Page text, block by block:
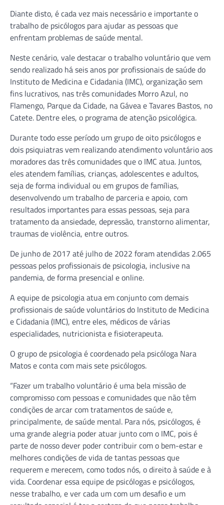
Diante disto, é cada vez mais necessário e importante o
trabalho de psicólogos para ajudar as pessoas que
enfrentam problemas de saúde mental.
Neste cenário, vale destacar o trabalho voluntário que vem
sendo realizado há seis anos por profissionais de saúde do
Instituto de Medicina e Cidadania (IMC), organização sem
fins lucrativos, nas três comunidades Morro Azul, no
Flamengo, Parque da Cidade, na Gávea e Tavares Bastos, no
Catete. Dentre eles, o programa de atenção psicológica.
Durante todo esse período um grupo de oito psicólogos e
dois psiquiatras vem realizando atendimento voluntário aos
moradores das três comunidades que o IMC atua. Juntos,
eles atendem famílias, crianças, adolescentes e adultos,
seja de forma individual ou em grupos de famílias,
desenvolvendo um trabalho de parceria e apoio, com
resultados importantes para essas pessoas, seja para
tratamento da ansiedade, depressão, transtorno alimentar,
traumas de violência, entre outros.
De junho de 2017 até julho de 2022 foram atendidas 2.065
pessoas pelos profissionais de psicologia, inclusive na
pandemia, de forma presencial e online.
A equipe de psicologia atua em conjunto com demais
profissionais de saúde voluntários do Instituto de Medicina
e Cidadania (IMC), entre eles, médicos de várias
especialidades, nutricionista e fisioterapeuta.
O grupo de psicologia é coordenado pela psicóloga Nara
Matos e conta com mais sete psicólogos.
“Fazer um trabalho voluntário é uma bela missão de
compromisso com pessoas e comunidades que não têm
condições de arcar com tratamentos de saúde e,
principalmente, de saúde mental. Para nós, psicólogos, é
uma grande alegria poder atuar junto com o IMC, pois é
parte de nosso dever poder contribuir com o bem-estar e
melhores condições de vida de tantas pessoas que
requerem e merecem, como todos nós, o direito à saúde e à
vida. Coordenar essa equipe de psicólogas e psicólogos,
nesse trabalho, e ver cada um com um desafio e um